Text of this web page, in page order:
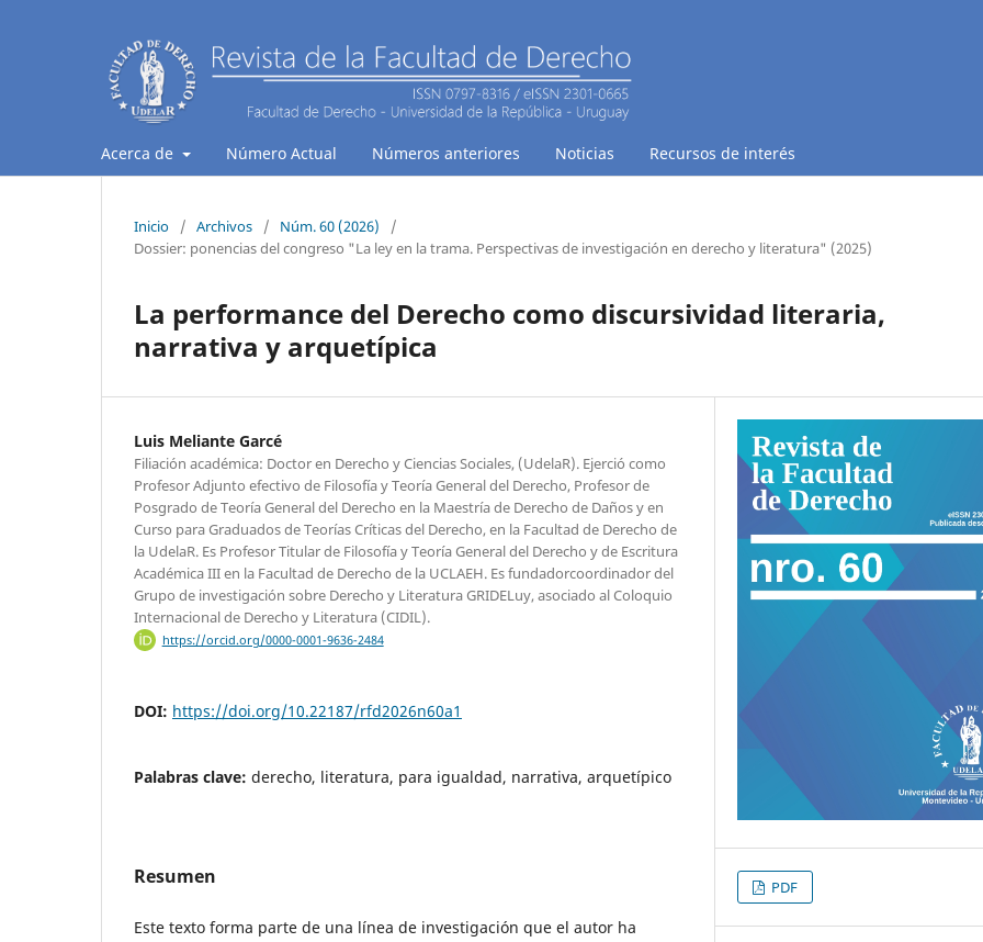
Acerca de Número Actual Números anteriores Noticias Recursos de interés
Inicio / Archivos / Núm. 60 (2026)
/
Dossier: ponencias del congreso "La ley en la trama. Perspectivas de investigación en derecho y literatura" (2025)
La performance del Derecho como discursividad literaria,
narrativa y arquetípica
Luis Meliante Garcé
Filiación académica: Doctor en Derecho y Ciencias Sociales, (UdelaR). Ejerció como
Profesor Adjunto efectivo de Filosofía y Teoría General del Derecho, Profesor de
Posgrado de Teoría General del Derecho en la Maestría de Derecho de Daños y en
Curso para Graduados de Teorías Críticas del Derecho, en la Facultad de Derecho de
la UdelaR. Es Profesor Titular de Filosofía y Teoría General del Derecho y de Escritura
Académica III en la Facultad de Derecho de la UCLAEH. Es fundadorcoordinador del
Grupo de investigación sobre Derecho y Literatura GRIDELuy, asociado al Coloquio
Internacional de Derecho y Literatura (CIDIL).
https://orcid.org/0000-0001-9636-2484
DOI: https://doi.org/10.22187/rfd2026n60a1
Palabras clave: derecho, literatura, para igualdad, narrativa, arquetípico
Resumen
Este texto forma parte de una línea de investigación que el autor ha
PDF